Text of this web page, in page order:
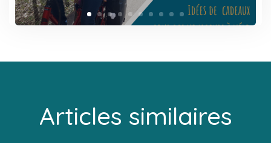
Articles similaires